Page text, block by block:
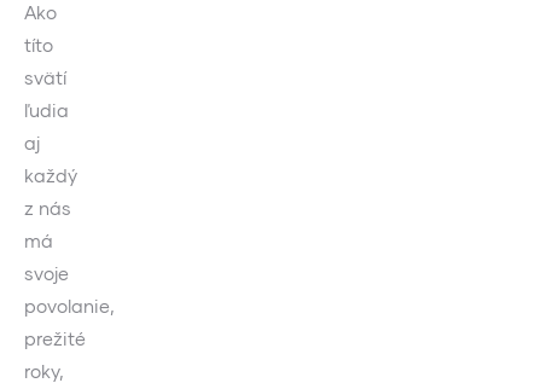
Ako
títo
svätí
ľudia
aj
každý
z nás
má
svoje
povolanie,
prežité
roky,